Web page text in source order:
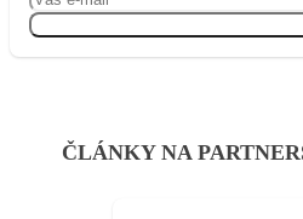
ČLÁNKY NA